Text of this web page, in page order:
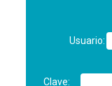
Usuario:
Clave: